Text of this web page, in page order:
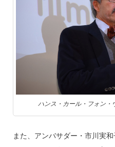
ハンス・カール・フォン・
また、アンバサダー・市川実